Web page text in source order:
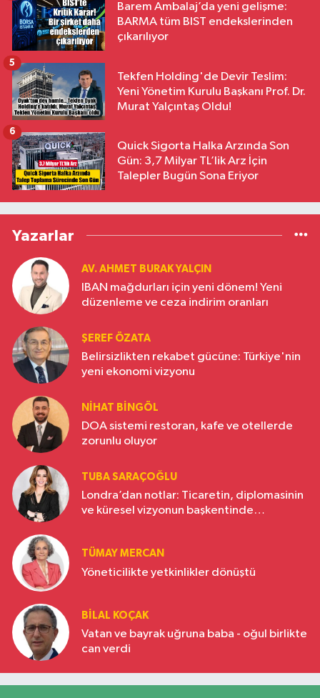
Barem Ambalaj’da yeni gelişme:
BARMA tüm BIST endekslerinden
çıkarılıyor
Tekfen Holding'de Devir Teslim:
Yeni Yönetim Kurulu Başkanı Prof. Dr.
Murat Yalçıntaş Oldu!
5
Quick Sigorta Halka Arzında Son
Gün: 3,7 Milyar TL’lik Arz İçin
Talepler Bugün Sona Eriyor
6
Yazarlar
AV. AHMET BURAK YALÇIN
IBAN mağdurları için yeni dönem! Yeni
düzenleme ve ceza indirim oranları
ŞEREF ÖZATA
Belirsizlikten rekabet gücüne: Türkiye'nin
yeni ekonomi vizyonu
NIHAT BINGÖL
DOA sistemi restoran, kafe ve otellerde
zorunlu oluyor
TUBA SARAÇOĞLU
Londra’dan notlar: Ticaretin, diplomasinin
ve küresel vizyonun başkentinde
TÜMAY MERCAN
Yöneticilikte yetkinlikler dönüştü
BILAL KOÇAK
Vatan ve bayrak uğruna baba - oğul birlikte
can verdi